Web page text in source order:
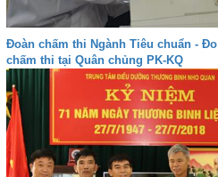
Đoàn chấm thi Ngành Tiêu chuẩn -
chấm thi tại Quân chủng PK-KQ